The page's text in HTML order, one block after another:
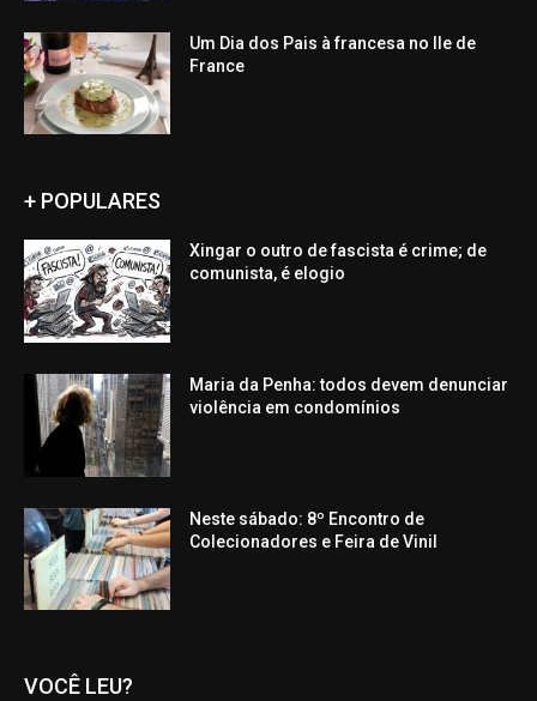
Um Dia dos Pais à francesa no Ile de
France
+ POPULARES
Xingar o outro de fascista é crime; de
comunista, é elogio
Maria da Penha: todos devem denunciar
violência em condomínios
Neste sábado: 8º Encontro de
Colecionadores e Feira de Vinil
VOCÊ LEU?